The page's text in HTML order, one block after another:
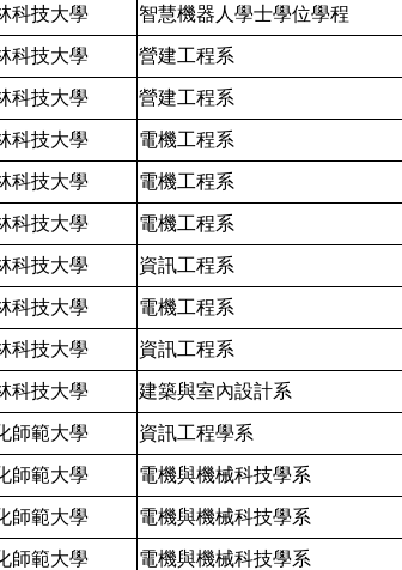
科技大學 智慧機器人學士學位學程
科技大學 營建工程系
科技大學 營建工程系
科技大學 電機工程系
科技大學 電機工程系
科技大學 電機工程系
科技大學 資訊工程系
科技大學 電機工程系
科技大學 資訊工程系
科技大學 建築與室內設計系
師範大學 資訊工程學系
師範大學 電機與機械科技學系
師範大學 電機與機械科技學系
師範大學 電機與機械科技學系